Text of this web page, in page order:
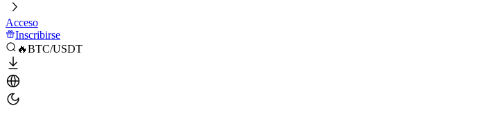
Acceso
Inscribirse
🔥BTC/USDT